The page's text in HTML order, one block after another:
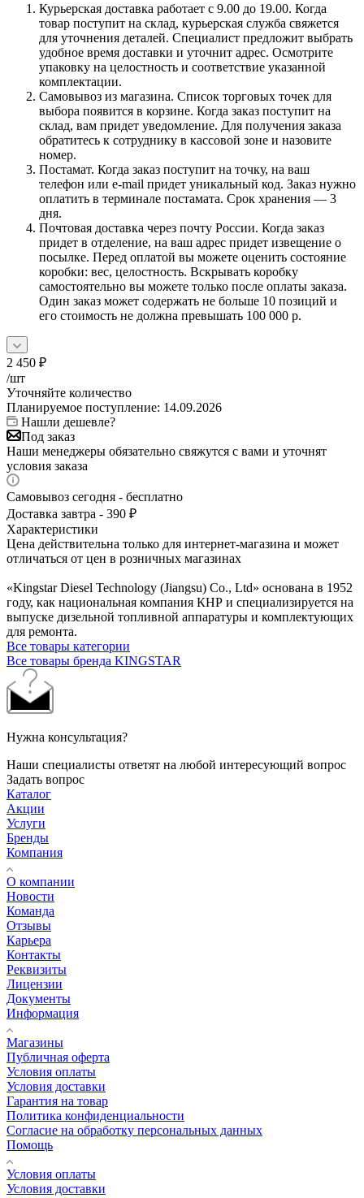
Курьерская доставка работает с 9.00 до 19.00. Когда
товар поступит на склад, курьерская служба свяжется
для уточнения деталей. Специалист предложит выбрать
удобное время доставки и уточнит адрес. Осмотрите
упаковку на целостность и соответствие указанной
комплектации.
Самовывоз из магазина. Список торговых точек для
выбора появится в корзине. Когда заказ поступит на
склад, вам придет уведомление. Для получения заказа
обратитесь к сотруднику в кассовой зоне и назовите
номер.
Постамат. Когда заказ поступит на точку, на ваш
телефон или e-mail придет уникальный код. Заказ нужно
оплатить в терминале постамата. Срок хранения — 3
дня.
Почтовая доставка через почту России. Когда заказ
придет в отделение, на ваш адрес придет извещение о
посылке. Перед оплатой вы можете оценить состояние
коробки: вес, целостность. Вскрывать коробку
самостоятельно вы можете только после оплаты заказа.
Один заказ может содержать не больше 10 позиций и
его стоимость не должна превышать 100 000 р.
2 450 ₽
/шт
Уточняйте количество
Планируемое поступление: 14.09.2026
Нашли дешевле?
Под заказ
Наши менеджеры обязательно свяжутся с вами и уточнят
условия заказа
Самовывоз сегодня - бесплатно
Доставка завтра - 390 ₽
Характеристики
Цена действительна только для интернет-магазина и может
отличаться от цен в розничных магазинах
«Kingstar Diesel Technology (Jiangsu) Co., Ltd» основана в 1952
году, как национальная компания КНР и специализируется на
выпуске дизельной топливной аппаратуры и комплектующих
для ремонта.
Все товары категории
Все товары бренда KINGSTAR
Нужна консультация?
Наши специалисты ответят на любой интересующий вопрос
Задать вопрос
Каталог
Акции
Услуги
Бренды
Компания
О компании
Новости
Команда
Отзывы
Карьера
Контакты
Реквизиты
Лицензии
Документы
Информация
Магазины
Публичная оферта
Условия оплаты
Условия доставки
Гарантия на товар
Политика конфиденциальности
Согласие на обработку персональных данных
Помощь
Условия оплаты
Условия доставки